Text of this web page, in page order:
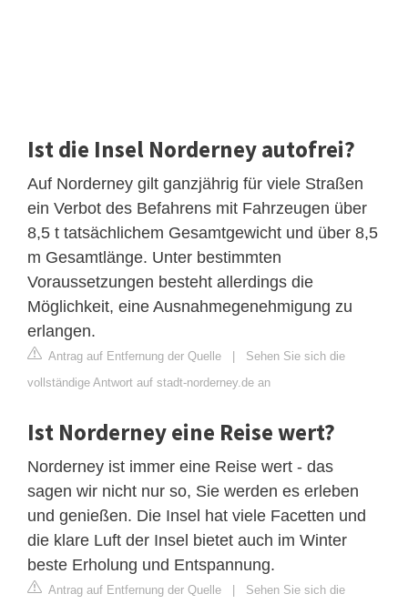
Ist die Insel Norderney autofrei?
Auf Norderney gilt ganzjährig für viele Straßen
ein Verbot des Befahrens mit Fahrzeugen über
8,5 t tatsächlichem Gesamtgewicht und über 8,5
m Gesamtlänge. Unter bestimmten
Voraussetzungen besteht allerdings die
Möglichkeit, eine Ausnahmegenehmigung zu
erlangen.
Antrag auf Entfernung der Quelle | Sehen Sie sich die
vollständige Antwort auf stadt-norderney.de an
Ist Norderney eine Reise wert?
Norderney ist immer eine Reise wert - das
sagen wir nicht nur so, Sie werden es erleben
und genießen. Die Insel hat viele Facetten und
die klare Luft der Insel bietet auch im Winter
beste Erholung und Entspannung.
Antrag auf Entfernung der Quelle | Sehen Sie sich die